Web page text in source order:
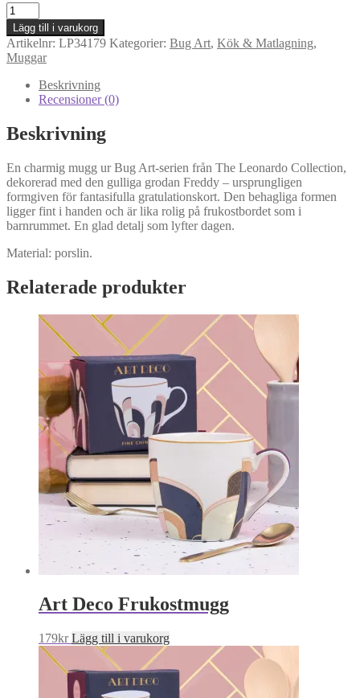
Bug
Art
Freddy
Frog
Mugg
mängd
Lägg till i varukorg
Artikelnr: LP34179 Kategorier: Bug Art, Kök & Matlagning,
Muggar
Beskrivning
Recensioner (0)
Beskrivning
En charmig mugg ur Bug Art-serien från The Leonardo Collection,
dekorerad med den gulliga grodan Freddy – ursprungligen
formgiven för fantasifulla gratulationskort. Den behagliga formen
ligger fint i handen och är lika rolig på frukostbordet som i
barnrummet. En glad detalj som lyfter dagen.
Material: porslin.
Relaterade produkter
Art Deco Frukostmugg
179kr Lägg till i varukorg